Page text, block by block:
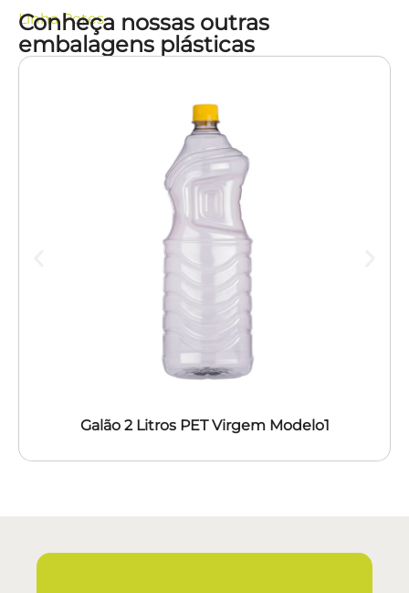
LinhaPotes
Conheça nossas outras
embalagens plásticas
Galão 2 Litros PET Virgem Modelo1